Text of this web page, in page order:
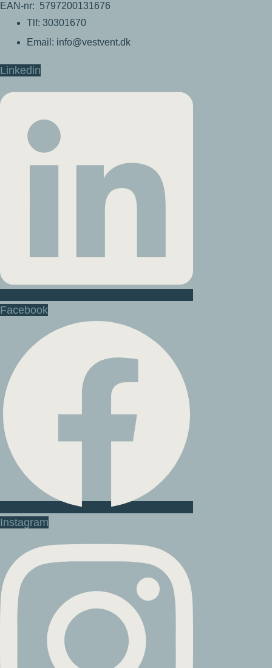
EAN-nr: 5797200131676
Tlf: 30301670
Email: info@vestvent.dk
Linkedin
Facebook
Instagram